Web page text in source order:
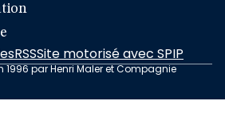
RSSSite motorisé avec SPIP
1996 par Henri Maler et Compagnie